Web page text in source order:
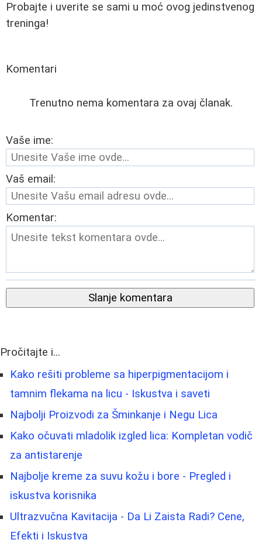
Probajte i uverite se sami u moć ovog jedinstvenog
treninga!
Komentari
Trenutno nema komentara za ovaj članak.
Vaše ime:
Vaš email:
Komentar:
Slanje komentara
Pročitajte i...
Kako rešiti probleme sa hiperpigmentacijom i
tamnim flekama na licu - Iskustva i saveti
Najbolji Proizvodi za Šminkanje i Negu Lica
Kako očuvati mladolik izgled lica: Kompletan vodič
za antistarenje
Najbolje kreme za suvu kožu i bore - Pregled i
iskustva korisnika
Ultrazvučna Kavitacija - Da Li Zaista Radi? Cene,
Efekti i Iskustva